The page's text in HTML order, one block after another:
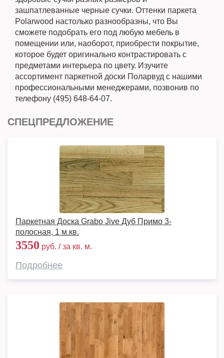
зашпатлеванные черные сучки. Оттенки паркета
Polarwood настолько разнообразны, что Вы
сможете подобрать его под любую мебель в
помещении или, наоборот, приобрести покрытие,
которое будет оригинально контрастировать с
предметами интерьера по цвету. Изучите
ассортимент паркетной доски Поларвуд с нашими
профессиональными менеджерами, позвонив по
телефону (495) 648-64-07.
СПЕЦПРЕДЛОЖЕНИЕ
Паркетная Доска Grabo Jive Дуб Примо 3-
полосная, 1 м.кв.
3550 руб. / за кв. м.
Подробнее